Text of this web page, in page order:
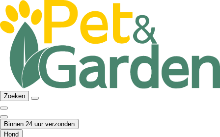
Zoeken
Binnen 24 uur verzonden
Hond